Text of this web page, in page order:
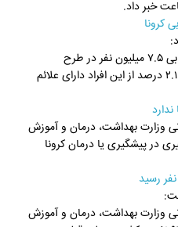
معاون بهداشت وزارت بهداشت از ارزیابی ۷.۵ میلیون نفر در طرح
بیماریابی کرونا خبر داد و گفت: حدود ۲.۱ درصد از این افراد دارای علائم
وزارت بهداشت، درمان و آموزش
در پیشگیری یا درمان کرونا
وزارت بهداشت، درمان و آموزش